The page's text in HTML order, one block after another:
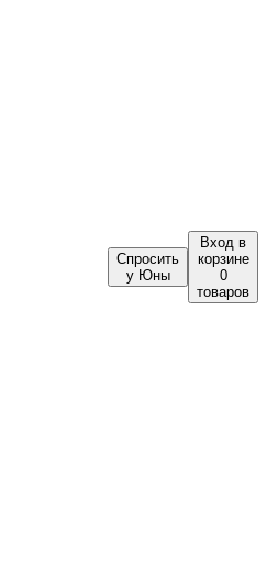
Спросить
у Юны
Вход в
корзине
0
товаров